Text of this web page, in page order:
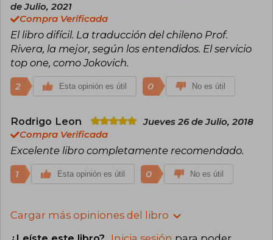
de Julio, 2021
Compra Verificada
El libro difícil. La traducción del chileno Prof.
Rivera, la mejor, según los entendidos. El servicio
top one, como Jokovich.
2 Esta opinión es útil 0 No es útil
Rodrigo Leon
Jueves 26 de Julio, 2018
Compra Verificada
Excelente libro completamente recomendado.
1 Esta opinión es útil 0 No es útil
Cargar más opiniones del libro